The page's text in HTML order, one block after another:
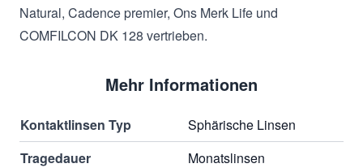
Natural, Cadence premier, Ons Merk Life und
COMFILCON DK 128 vertrieben.
Mehr Informationen
Kontaktlinsen Typ
Sphärische Linsen
Tragedauer
Monatslinsen